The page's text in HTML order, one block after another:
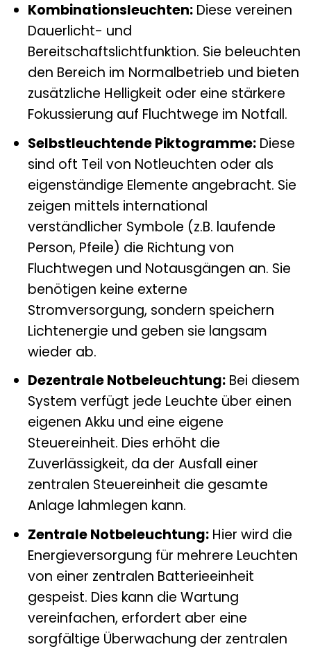
Kombinationsleuchten:Diese vereinen
Dauerlicht- und
Bereitschaftslichtfunktion. Sie beleuchten
den Bereich im Normalbetrieb und bieten
zusätzliche Helligkeit oder eine stärkere
Fokussierung auf Fluchtwege im Notfall.
Selbstleuchtende Piktogramme:Diese
sind oft Teil von Notleuchten oder als
eigenständige Elemente angebracht. Sie
zeigen mittels international
verständlicher Symbole (z.B. laufende
Person, Pfeile) die Richtung von
Fluchtwegen und Notausgängen an. Sie
benötigen keine externe
Stromversorgung, sondern speichern
Lichtenergie und geben sie langsam
wieder ab.
Dezentrale Notbeleuchtung:Bei diesem
System verfügt jede Leuchte über einen
eigenen Akku und eine eigene
Steuereinheit. Dies erhöht die
Zuverlässigkeit, da der Ausfall einer
zentralen Steuereinheit die gesamte
Anlage lahmlegen kann.
Zentrale Notbeleuchtung:Hier wird die
Energieversorgung für mehrere Leuchten
von einer zentralen Batterieeinheit
gespeist. Dies kann die Wartung
vereinfachen, erfordert aber eine
sorgfältige Überwachung der zentralen